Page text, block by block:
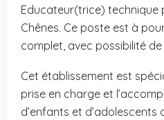
Educateur(trice) technique
Chênes. Ce poste est à
complet, avec possibilité de
Cet établissement est
prise en charge et
d’enfants et d’adolescents